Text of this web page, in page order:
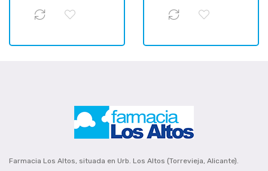
Farmacia Los Altos, situada en Urb. Los Altos (Torrevieja, Alicante).